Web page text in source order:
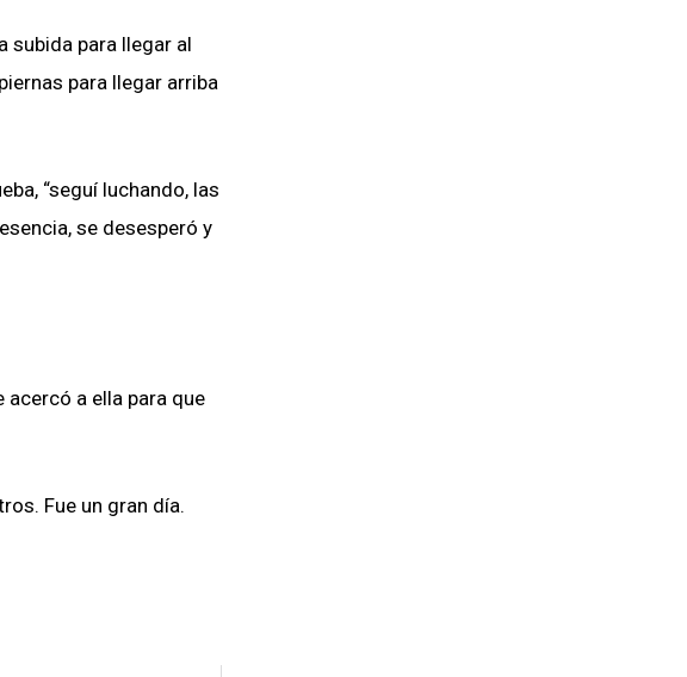
subida para llegar al
para llegar arriba
“seguí luchando, las
se desesperó y
a ella para que
Fue un gran día.